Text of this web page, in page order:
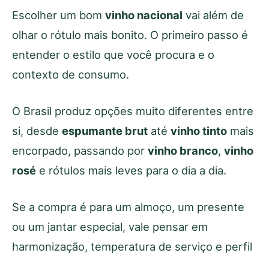
Escolher um bom vinho nacional vai além de
olhar o rótulo mais bonito. O primeiro passo é
entender o estilo que você procura e o
contexto de consumo.
O Brasil produz opções muito diferentes entre
si, desde espumante brut até vinho tinto mais
encorpado, passando por vinho branco, vinho
rosé e rótulos mais leves para o dia a dia.
Se a compra é para um almoço, um presente
ou um jantar especial, vale pensar em
harmonização, temperatura de serviço e perfil